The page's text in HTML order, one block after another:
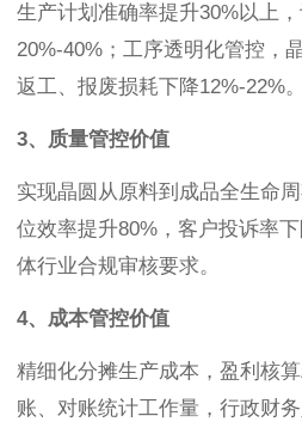
生产计划准确率提升30%以上
20%-40%；工序透明化管控，
返工、报废损耗下降12%-22%。
3、质量管控价值
实现晶圆从原料到成品全生命
位效率提升80%，客户投诉率
体行业合规审核要求。
4、成本管控价值
精细化分摊生产成本，盈利核
账、对账统计工作量，行政财